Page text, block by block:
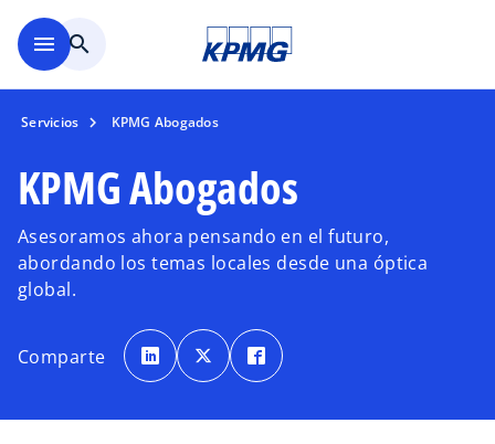
menu search
Servicios KPMG Abogados
KPMG Abogados
Asesoramos ahora pensando en el futuro,
abordando los temas locales desde una óptica
global.
Comparte e
a
b
e
a
b
e
a